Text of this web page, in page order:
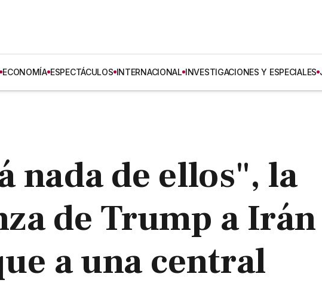
ECONOMÍA ESPECTÁCULOS INTERNACIONAL INVESTIGACIONES Y ESPECIALES
nada de ellos", la
de Trump a Irán
a una central